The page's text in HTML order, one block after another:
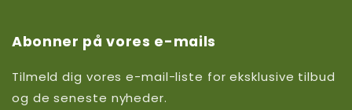
Abonner på vores e-mails
Tilmeld dig vores e-mail-liste for eksklusive tilbud
og de seneste nyheder.